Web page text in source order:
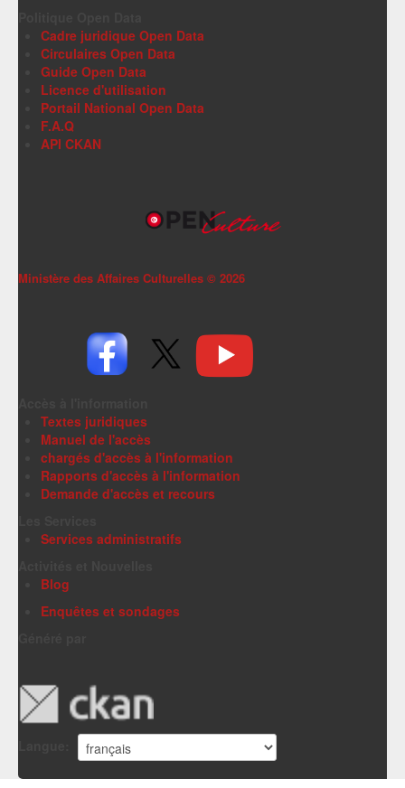
Cadre juridique Open Data
Circulaires Open Data
Guide Open Data
Licence d'utilisation
Portail National Open Data
F.A.Q
API CKAN
Ministère des Affaires Culturelles © 2026
Textes juridiques
Manuel de l'accès
chargés d'accès à l'information
Rapports d'accès à l'information
Demande d'accès et recours
Services administratifs
Blog
Enquêtes et sondages